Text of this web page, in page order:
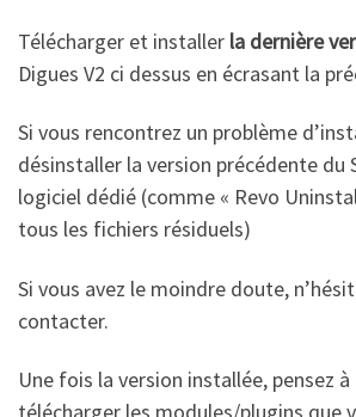
Télécharger et installer la dernière
Digues V2 ci dessus en écrasant la
Si vous rencontrez un problème
désinstaller la version précédente du
logiciel dédié (comme « Revo
tous les fichiers résiduels)
Si vous avez le moindre doute,
contacter.
Une fois la version installée, pensez